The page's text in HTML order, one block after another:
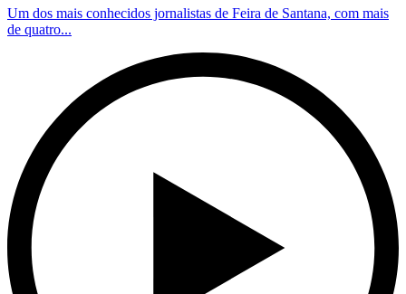
Um dos mais conhecidos jornalistas de Feira de Santana, com mais
de quatro...